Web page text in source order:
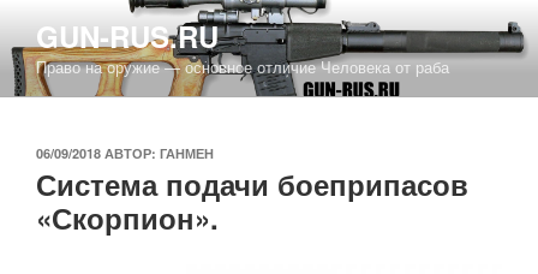
содержимому
GUN-RUS.RU
Право на оружие — основное отличие Человека от раба
ОПУБЛИКОВАНО
06/09/2018 АВТОР: ГАНМЕН
Система подачи боеприпасов
«Скорпион».